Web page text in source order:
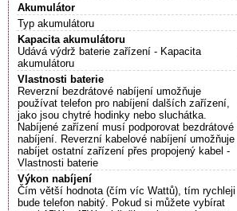
Akumulátor
Typ akumulátoru
Kapacita akumulátoru
Udává výdrž baterie zařízení - Kapacita
akumulátoru
Vlastnosti baterie
Reverzní bezdrátové nabíjení umožňuje
používat telefon pro nabíjení dalších zařízení,
jako jsou chytré hodinky nebo sluchátka.
Nabíjené zařízení musí podporovat bezdrátové
nabíjení. Reverzní kabelové nabíjení umožňuje
nabíjet ostatní zařízení přes propojený kabel -
Vlastnosti baterie
Výkon nabíjení
Čím větší hodnota (čím víc Wattů), tím rychleji
bude telefon nabitý. Pokud si můžete vybírat